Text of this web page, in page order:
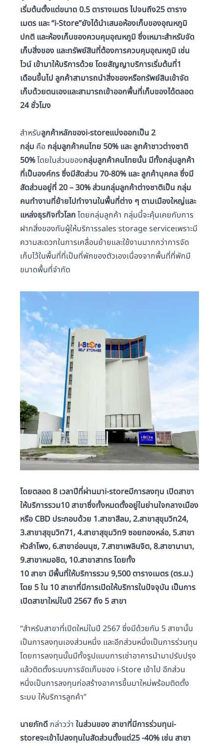
เริ่มต้นตั้งแต่ขนาด 0.5 ตารางเมตร ไปจนถึง25 ตาราง
เมตร และ “i-Store”ยังได้นำเสนอห้องเก็บของอุณหภูมิ
ปกติ และห้องเก็บของควบคุมอุณหภูมิ ซึ่งเหมาะสำหรับจัด
เก็บสิ่งของ และทรัพย์สินที่ต้องการควบคุมอุณหภูมิ เช่น
ไวน์ เข้ามาให้บริการด้วย โดยสัญญาบริการเริ่มต้นที่1
เดือนขึ้นไป ลูกค้าสามารถนำสิ่งของหรือทรัพย์สินเข้าจัด
เก็บด้วยตนเองและสามารถเข้าออกพื้นที่เก็บของได้ตลอด
24 ชั่วโมง
สำหรับลูกค้าหลักของi-storeแบ่งออกเป็น 2
กลุ่ม คือ กลุ่มลูกค้าคนไทย 50% และ ลูกค้าชาวต่างชาติ
50%โดยในส่วนของกลุ่มลูกค้าคนไทยนั้น มีทั้งกลุ่มลูกค้า
ที่เป็นองค์กร ซึ่งมีสัดส่วน 70-80% และ ลูกค้าบุคคล ซึ่งมี
สัดส่วนอยู่ที่ 20 – 30%ส่วนกลุ่มลูกค้าต่างชาติเป็น กลุ่ม
คนทำงานที่ย้ายไปทำงานในพื้นที่ต่าง ๆ ตามเมืองใหญ่และ
แหล่งธุรกิจทั่วโลกโดยกลุ่มลูกค้า กลุ่มนี้จะคุ้นเคยกับการ
ฝากสิ่งของกับผู้ให้บริการsales storage serviceเพราะมี
ความสะดวกในการเคลื่อนย้ายและใช้งานมากกว่าการจัด
เก็บไว้ในพื้นที่ที่เป็นที่พักของตัวเองเนื่องจากพื้นที่ที่พักมี
ขนาดพื้นที่จำกัด
โดยตลอด 8 เวลาปีที่ผ่านมาi-storeมีการลงทุน เปิดสาขา
ให้บริการรวม10 สาขาซึ่งทั้งหมดตั้งอยู่ในย่านใจกลางเมือง
หรือ CBD ประกอบด้วย 1.สาขาสีลม, 2.สาขาสุขุมวิท24,
3.สาขาสุขุมวิท71, 4.สาขาสุขุมวิท9 ซอยทองหล่อ, 5.สาขา
หัวลำโพง, 6.สาขาอ่อนนุช, 7.สาขาเพลินจิต, 8.สาขานานา,
9.สาขาหมอชิต, 10.สาขาสาทร โดยทั้ง
10 สาขา มีพื้นที่ให้บริการรวม 9,500 ตารางเมตร (ตร.ม.)
โดย 5 ใน 10 สาขาที่มีการเปิดให้บริการในปัจจุบัน เป็นการ
เปิดสาขาใหม่ในปี 2567 ถึง 5 สาขา
“สำหรับสาขาที่เปิดใหม่ในปี 2567 ซึ่งมีด้วยกัน 5 สาขานั้น
เป็นการลงทุนเองส่วนหนึ่ง และอีกส่วนหนึ่งเป็นการร่วมทุน
โดยการลงทุนนั้นมีทั้งรูปแบบการเช่าอาคารนำมาปรับปรุง
แล้วติดตั้งระบบการจัดเก็บของ i-Store เข้าไป อีกส่วน
หนึ่งเป็นการลงทุนก่อสร้างอาคารขึ้นมาใหม่พร้อมติดตั้ง
ระบบ ให้บริการลูกค้า”
นายภักดี กล่าวว่าในส่วนของ สาขาที่มีการร่วมทุนi-
storeจะเข้าไปลงทุนในสัดส่วนตั้งแต่25 -40% เช่น สาขา